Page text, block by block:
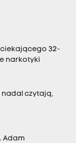
32-
narkotyki
nadal czytają,
Adam